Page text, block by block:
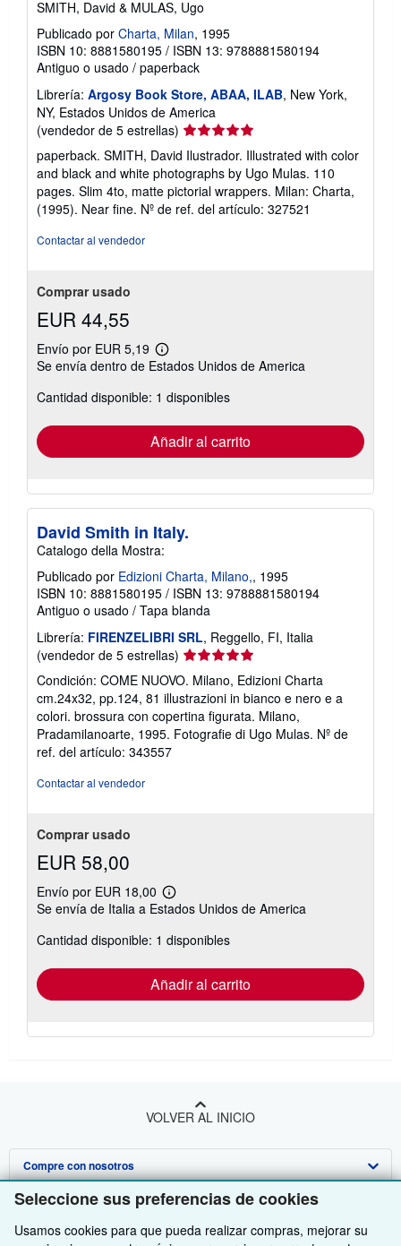
Seleccione sus preferencias de cookies
Usamos cookies para que pueda realizar compras, mejorar su
SMITH, David & MULAS, Ugo
Publicado por Charta, Milan, 1995
ISBN 10: 8881580195 / ISBN 13: 9788881580194
Antiguo o usado / paperback
Librería: Argosy Book Store, ABAA, ILAB, New York,
NY, Estados Unidos de America
(vendedor de 5 estrellas) Calificación
del
vendedor:
5
de
5
paperback. SMITH, David Ilustrador. Illustrated with color
and black and white photographs by Ugo Mulas. 110
pages. Slim 4to, matte pictorial wrappers. Milan: Charta,
(1995). Near fine. Nº de ref. del artículo: 327521
Contactar al vendedor
Comprar usado
EUR 44,55
Envío por EUR 5,19
Más
información
las
tarifas
envío
Se envía dentro de Estados Unidos de America
Cantidad disponible: 1 disponibles
Añadir al carrito
David Smith in Italy.
Catalogo della Mostra:
Publicado por Edizioni Charta, Milano,, 1995
ISBN 10: 8881580195 / ISBN 13: 9788881580194
Antiguo o usado / Tapa blanda
Librería: FIRENZELIBRI SRL, Reggello, FI, Italia
(vendedor de 5 estrellas) Calificación
del
vendedor:
5
de
5
Condición: COME NUOVO. Milano, Edizioni Charta
cm.24x32, pp.124, 81 illustrazioni in bianco e nero e a
colori. brossura con copertina figurata. Milano,
Pradamilanoarte, 1995. Fotografie di Ugo Mulas. Nº de
ref. del artículo: 343557
Contactar al vendedor
Comprar usado
EUR 58,00
Envío por EUR 18,00
Más
información
las
tarifas
envío
Se envía de Italia a Estados Unidos de America
Cantidad disponible: 1 disponibles
Añadir al carrito
VOLVER AL INICIO
Compre con nosotros
Búsqueda avanzada
Colecciones
Venda con nosotros
Comenzar a vender
Sobre nosotros